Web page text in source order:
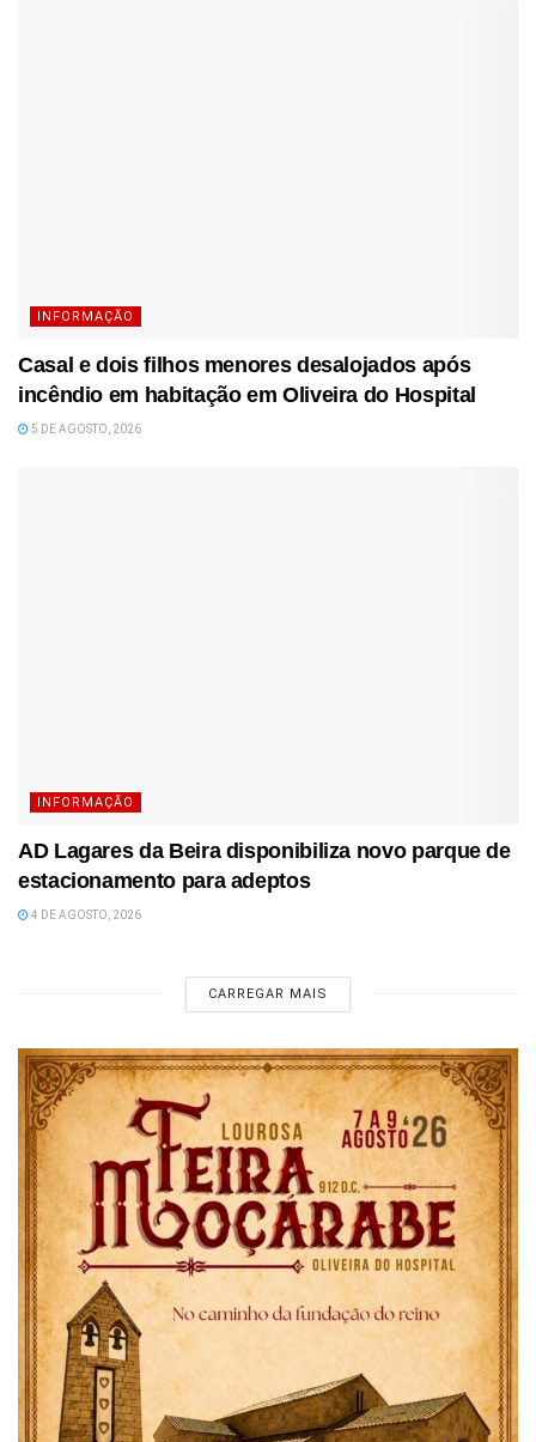
INFORMAÇÃO
Casal e dois filhos menores desalojados após
incêndio em habitação em Oliveira do Hospital
5 DE AGOSTO, 2026
INFORMAÇÃO
AD Lagares da Beira disponibiliza novo parque de
estacionamento para adeptos
4 DE AGOSTO, 2026
CARREGAR MAIS